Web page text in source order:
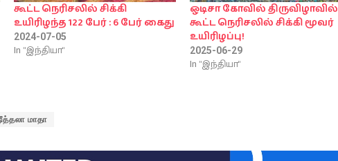
கூட்ட நெரிசலில் சிக்கி
உயிரிழந்த 122 பேர் : 6 பேர் கைது
2024-07-05
In "இந்தியா"
ஒடிசா கோவில் திருவிழாவில்
கூட்ட நெரிசலில் சிக்கி மூவர்
உயிரிழப்பு!
2025-06-29
In "இந்தியா"
மாதா